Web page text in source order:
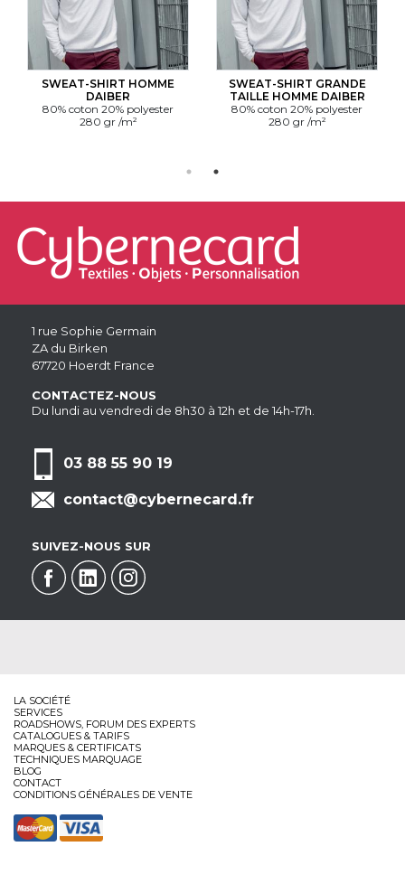
SWEAT-SHIRT HOMME
DAIBER
80% coton 20% polyester
280 gr /m²
SWEAT-SHIRT GRANDE
TAILLE HOMME DAIBER
80% coton 20% polyester
280 gr /m²
1 rue Sophie Germain
ZA du Birken
67720 Hoerdt France
CONTACTEZ-NOUS
Du lundi au vendredi de 8h30 à 12h et de 14h-17h.
03 88 55 90 19
contact@cybernecard.fr
SUIVEZ-NOUS SUR
LA SOCIÉTÉ
SERVICES
ROADSHOWS, FORUM DES EXPERTS
CATALOGUES & TARIFS
MARQUES & CERTIFICATS
TECHNIQUES MARQUAGE
BLOG
CONTACT
CONDITIONS GÉNÉRALES DE VENTE